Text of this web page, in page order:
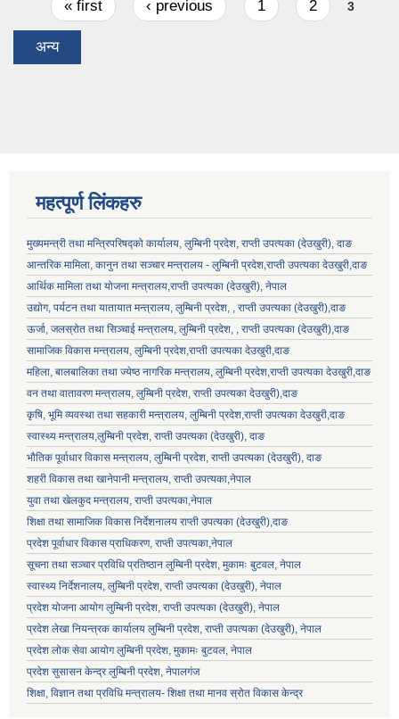
« first ‹ previous 1 2 3
अन्य
महत्पूर्ण लिंकहरु
मुख्यमन्त्री तथा मन्त्रिपरिषद्को कार्यालय, लुम्बिनी प्रदेश, राप्ती उपत्यका (देउखुरी), दाङ
आन्तरिक मामिला, कानुन तथा सञ्चार मन्त्रालय - लुम्बिनी प्रदेश,राप्ती उपत्यका देउखुरी,दाङ
आर्थिक मामिला तथा योजना मन्त्रालय,राप्ती उपत्यका (देउखुरी), नेपाल
उद्योग, पर्यटन तथा यातायात मन्त्रालय, लुम्बिनी प्रदेश, , राप्ती उपत्यका (देउखुरी),दाङ
ऊर्जा, जलस्रोत तथा सिञ्चाई मन्त्रालय, लुम्बिनी प्रदेश, , राप्ती उपत्यका (देउखुरी),दाङ
सामाजिक विकास मन्‍‍त्रालय, लुम्बिनी प्रदेश,राप्ती उपत्यका देउखुरी,दाङ
महिला, बालबालिका तथा ज्येष्ठ नागरिक मन्त्रालय, लुम्बिनी प्रदेश,राप्ती उपत्यका देउखुरी,दाङ
वन तथा वातावरण मन्त्रालय, लुम्बिनी प्रदेश, राप्ती उपत्यका देउखुरी),दाङ
कृषि, भूमि व्यवस्था तथा सहकारी मन्त्रालय, लुम्बिनी प्रदेश,राप्ती उपत्यका देउखुरी,दाङ
स्वास्थ्य मन्त्रालय,लुम्बिनी प्रदेश, राप्ती उपत्यका (देउखुरी), दाङ
भौतिक पूर्वाधार विकास मन्त्रालय, लुम्बिनी प्रदेश, राप्ती उपत्यका (देउखुरी), दाङ
शहरी विकास तथा खानेपानी मन्त्रालय, राप्ती उपत्यका,नेपाल
युवा तथा खेलकुद मन्त्रालय, राप्ती उपत्यका,नेपाल
शिक्षा तथा सामाजिक विकास निर्देशनालय राप्ती उपत्यका (देउखुरी),दाङ
प्रदेश पूर्वाधार विकास प्राधिकरण, राप्ती उपत्यका,नेपाल
सूचना तथा सञ्चार प्रविधि प्रतिष्ठान लुम्बिनी प्रदेश, मुकामः बुटवल, नेपाल
स्वास्थ्य निर्देशनालय, लुम्बिनी प्रदेश, राप्ती उपत्यका (देउखुरी), नेपाल
प्रदेश योजना आयोग लुम्बिनी प्रदेश, राप्ती उपत्यका (देउखुरी), नेपाल
प्रदेश लेखा नियन्त्रक कार्यालय लुम्बिनी प्रदेश, राप्ती उपत्यका (देउखुरी), नेपाल
प्रदेश लोक सेवा आयोग लुम्बिनी प्रदेश, मुकामः बुटवल, नेपाल
प्रदेश सुसासन केन्द्र लुम्बिनी प्रदेश, नेपालगंज
शिक्षा, विज्ञान तथा प्रविधि मन्त्रालय- शिक्षा तथा मानव स्रोत विकास केन्द्र